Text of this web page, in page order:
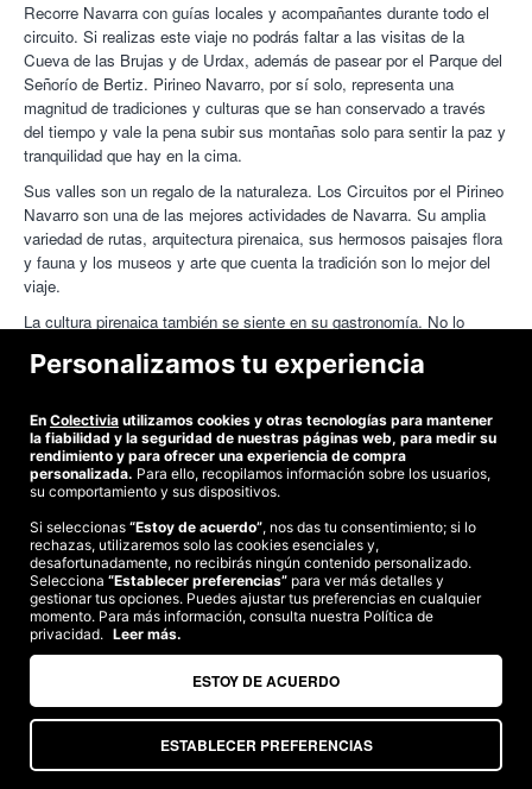
Recorre Navarra con guías locales y acompañantes durante todo el
circuito. Si realizas este viaje no podrás faltar a las visitas de la
Cueva de las Brujas y de Urdax, además de pasear por el Parque del
Señorío de Bertiz. Pirineo Navarro, por sí solo, representa una
magnitud de tradiciones y culturas que se han conservado a través
del tiempo y vale la pena subir sus montañas solo para sentir la paz y
tranquilidad que hay en la cima.
Sus valles son un regalo de la naturaleza. Los Circuitos por el Pirineo
Navarro son una de las mejores actividades de Navarra. Su amplia
variedad de rutas, arquitectura pirenaica, sus hermosos paisajes flora
y fauna y los museos y arte que cuenta la tradición son lo mejor del
viaje.
La cultura pirenaica también se siente en su gastronomía. No lo
Navarro. También puedes beneficiarte de la mano de Colectivia de
Pamplona,ofertas puentes desde Pamplonayviajes a esquiar
desde Pamplona. Planifica ya tus vacaciones desde ahora y
consigue el mejor precio en la web de Colectivia. ¡Suscríbete!
Preguntas frecuentes
¿A dónde hacer un circuito desde Pamplona?
Desde Pamplona podrás acceder a cualquier sitio que decidas. Los
circuitos desde Pamplonascon destinos más populares son por la
Costa Brava, la Costa Dorada, el Centro de la Península Castilla y
León, Madrid, Castilla La Mancha, y circuitos que recorren el norte
desde el País Vasco a Galicia pasando por Asturias y Cantabria.
¿Cómo conseguir ofertas para circuitos desde Pamplona?
Las mejores ofertas paracircuitos desde Pamplonalas
consiguirás en Colectivia. Entra en la página web y revisa qué
destinos tienen para ofrecer y escoge uno. Nosotros nos encargamos
¿Cuál es el precio medio de un circuito desde Pamplona?
Personalizamos tu experiencia
En Colectivia utilizamos cookies y otras tecnologías para mantener
la fiabilidad y la seguridad de nuestras páginas web, para medir su
rendimiento y para ofrecer una experiencia de compra
personalizada. Para ello, recopilamos información sobre los usuarios,
su comportamiento y sus dispositivos.
Si seleccionas “Estoy de acuerdo”, nos das tu consentimiento; si lo
rechazas, utilizaremos solo las cookies esenciales y,
desafortunadamente, no recibirás ningún contenido personalizado.
Selecciona “Establecer preferencias” para ver más detalles y
gestionar tus opciones. Puedes ajustar tus preferencias en cualquier
momento. Para más información, consulta nuestra Política de
privacidad. Leer más.
ESTABLECER PREFERENCIAS
ESTOY DE ACUERDO